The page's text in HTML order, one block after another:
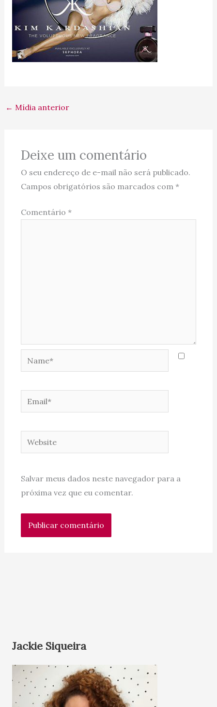
← Mídia anterior
Deixe um comentário
O seu endereço de e-mail não será publicado.
Campos obrigatórios são marcados com *
Comentário *
Name*
Email*
Website
Salvar meus dados neste navegador para a
próxima vez que eu comentar.
Jackie Siqueira